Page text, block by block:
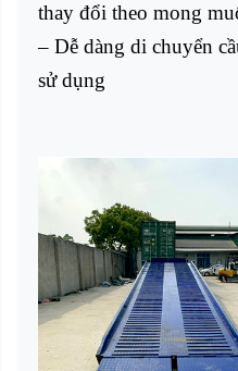
thay đổi theo mong
– Dễ dàng di chuyển
sử dụng